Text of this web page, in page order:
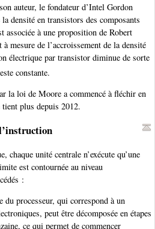
auteur, le fondateur d’Intel Gordon
densité en transistors des composants
associée à une proposition de Robert
mesure de l’accroissement de la densité
électrique par transistor diminue de sorte
constante.
la loi de Moore a commencé à fléchir en
tient plus depuis 2012.
chaque unité centrale n’exécute qu’une
est contournée au niveau
:
processeur, qui correspond à un
peut être décomposée en étapes
ce qui permet de commencer